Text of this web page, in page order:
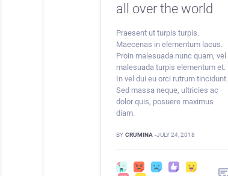
all over the world
Praesent ut turpis turpis.
Maecenas in elementum lacus.
Proin malesuada nunc quam, vel
malesuada turpis elementum et.
In vel dui eu orci rutrum tincidunt.
Sed massa neque, ultricies ac
dolor quis, posuere maximus
diam.
BY CRUMINA -JULY 24, 2018